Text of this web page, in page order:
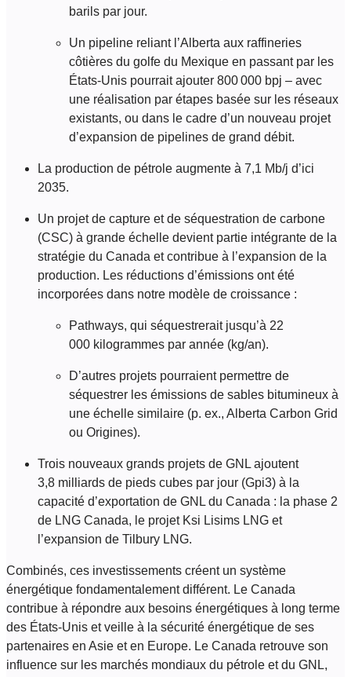
barils par jour.
Un pipeline reliant l’Alberta aux raffineries
côtières du golfe du Mexique en passant par les
États-Unis pourrait ajouter 800 000 bpj – avec
une réalisation par étapes basée sur les réseaux
existants, ou dans le cadre d’un nouveau projet
d’expansion de pipelines de grand débit.
La production de pétrole augmente à 7,1 Mb/j d’ici
2035.
Un projet de capture et de séquestration de carbone
(CSC) à grande échelle devient partie intégrante de la
stratégie du Canada et contribue à l’expansion de la
production. Les réductions d’émissions ont été
incorporées dans notre modèle de croissance :
Pathways, qui séquestrerait jusqu’à 22
000 kilogrammes par année (kg/an).
D’autres projets pourraient permettre de
séquestrer les émissions de sables bitumineux à
une échelle similaire (p. ex., Alberta Carbon Grid
ou Origines).
Trois nouveaux grands projets de GNL ajoutent
3,8 milliards de pieds cubes par jour (Gpi3) à la
capacité d’exportation de GNL du Canada : la phase 2
de LNG Canada, le projet Ksi Lisims LNG et
l’expansion de Tilbury LNG.
Combinés, ces investissements créent un système
énergétique fondamentalement différent. Le Canada
contribue à répondre aux besoins énergétiques à long terme
des États-Unis et veille à la sécurité énergétique de ses
partenaires en Asie et en Europe. Le Canada retrouve son
influence sur les marchés mondiaux du pétrole et du GNL,